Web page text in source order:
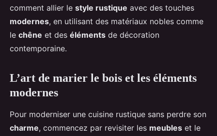
comment allier le style rustique avec des touches
modernes, en utilisant des matériaux nobles comme
le chêne et des éléments de décoration
contemporaine.
L’art de marier le bois et les éléments
modernes
Pour moderniser une cuisine rustique sans perdre son
charme, commencez par revisiter les meubles et le